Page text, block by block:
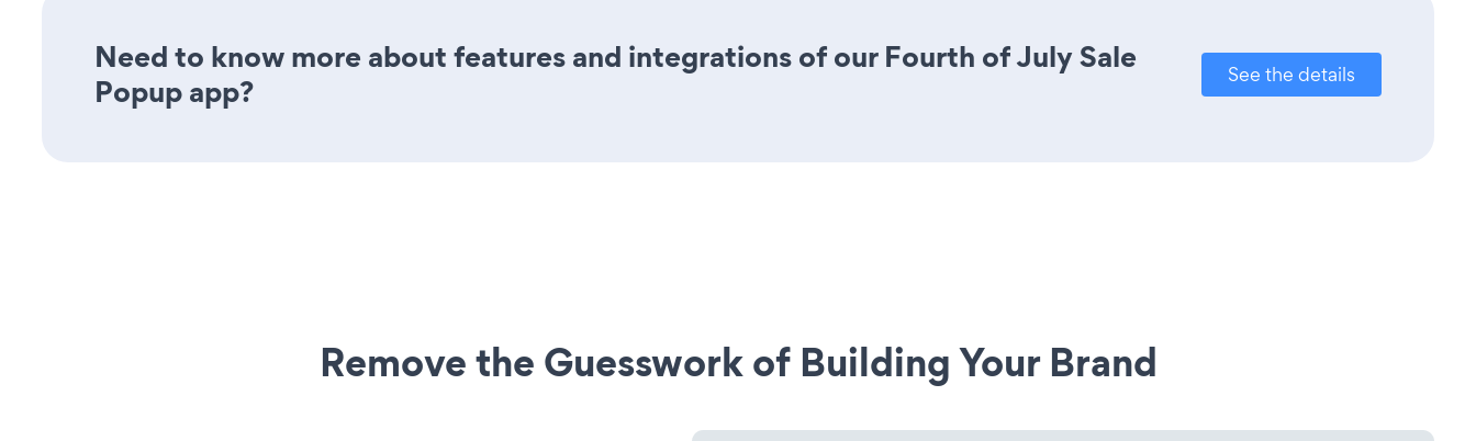
Need to know more about features and integrations of our Fourth of July Sale
Popup app?
See the details
Remove the Guesswork of Building Your Brand